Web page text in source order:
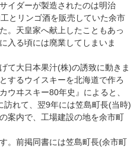
イダーが製造されたのは明治
とリンゴ酒を販売していた余市
。天皇家へ献上したこともあっ
入る頃には廃業してしまいま
て大日本果汁(株)の誘致に動きま
するウイスキーを北海道で作ろ
ウヰスキー80年史』によると、
訪れて、翌9年には笠島町長(当時)
案内で、工場建設の地を余市町
。前掲同書には笠島町長(余市町